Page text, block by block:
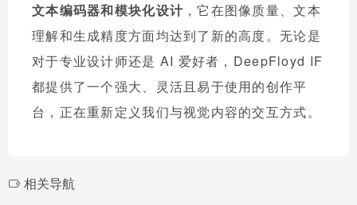
文本编码器和模块化设计 ，它在图像质量、文本
理解和生成精度方面均达到了新的高度。无论是
对于专业设计师还是 AI 爱好者，DeepFloyd IF
都提供了一个强大、灵活且易于使用的创作平
台，正在重新定义我们与视觉内容的交互方式。
相关导航